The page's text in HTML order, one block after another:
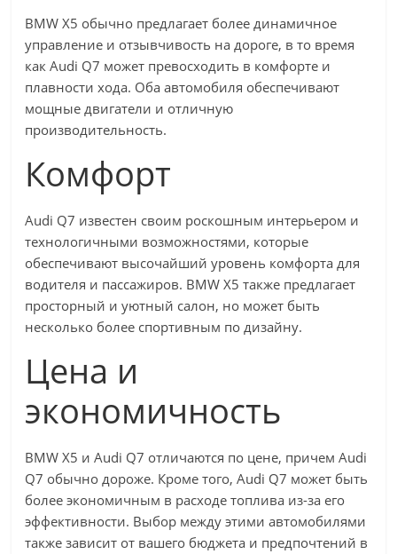
BMW X5 обычно предлагает более динамичное
управление и отзывчивость на дороге, в то время
как Audi Q7 может превосходить в комфорте и
плавности хода. Оба автомобиля обеспечивают
мощные двигатели и отличную
производительность.
Комфорт
Audi Q7 известен своим роскошным интерьером и
технологичными возможностями, которые
обеспечивают высочайший уровень комфорта для
водителя и пассажиров. BMW X5 также предлагает
просторный и уютный салон, но может быть
несколько более спортивным по дизайну.
Цена и
экономичность
BMW X5 и Audi Q7 отличаются по цене, причем Audi
Q7 обычно дороже. Кроме того, Audi Q7 может быть
более экономичным в расходе топлива из-за его
эффективности. Выбор между этими автомобилями
также зависит от вашего бюджета и предпочтений в